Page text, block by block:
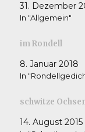
31. Dezember
In "Allgemein"
im Rondell
8. Januar 2018
In
schwitze
14. August 2015